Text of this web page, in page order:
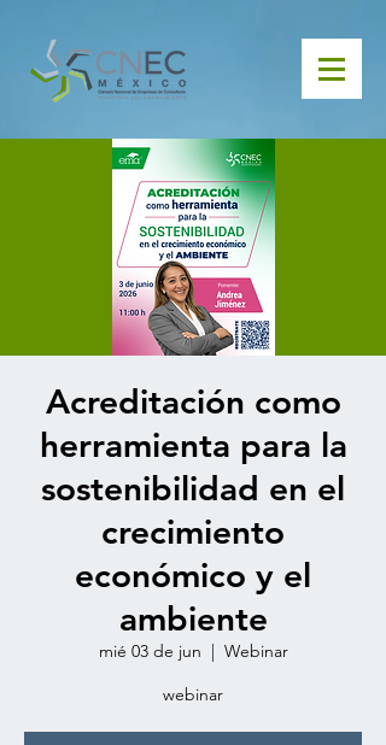
Acreditación como
herramienta para la
sostenibilidad en el
crecimiento
económico y el
ambiente
mié 03 de jun
  |
Webinar
webinar